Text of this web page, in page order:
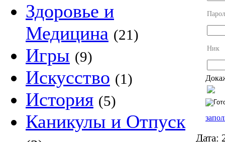
Здоровье и
Медицина (21)
Игры (9)
Искусство (1)
История (5)
Каникулы и Отпуск
Ник
Дата: